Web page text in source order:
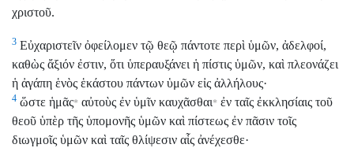
χριστοῦ.
3 Εὐχαριστεῖν ὀφείλομεν τῷ θεῷ πάντοτε περὶ ὑμῶν, ἀδελφοί,
καθὼς ἄξιόν ἐστιν, ὅτι ὑπεραυξάνει ἡ πίστις ὑμῶν, καὶ πλεονάζει
ἡ ἀγάπη ἑνὸς ἑκάστου πάντων ὑμῶν εἰς ἀλλήλους·
4 ὥστε ἡμᾶς* αὐτοὺς ἐν ὑμῖν καυχᾶσθαι* ἐν ταῖς ἐκκλησίαις τοῦ
θεοῦ ὑπὲρ τῆς ὑπομονῆς ὑμῶν καὶ πίστεως ἐν πᾶσιν τοῖς
διωγμοῖς ὑμῶν καὶ ταῖς θλίψεσιν αἷς ἀνέχεσθε·